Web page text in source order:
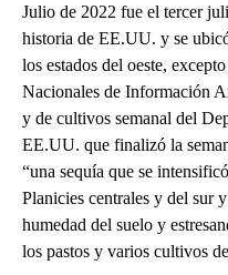
Julio de 2022 fue el tercer
historia de EE.UU. y se
los estados del oeste,
Nacionales de Información
y de cultivos semanal del
EE.UU. que finalizó la
“una sequía que se
Planicies centrales y del sur
humedad del suelo y
los pastos y varios cultivos